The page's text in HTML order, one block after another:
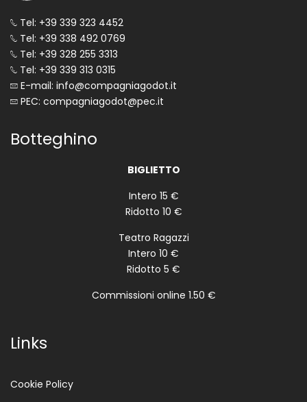
Tel: +39 339 323 4452
Tel: +39 338 492 0769
Tel: +39 328 255 3313
Tel: +39 339 313 0315
E-mail: info@compagniagodot.it
PEC: compagniagodot@pec.it
Botteghino
BIGLIETTO
Intero 15 €
Ridotto 10 €
Teatro Ragazzi
Intero 10 €
Ridotto 5 €
Commissioni online 1.50 €
Links
Cookie Policy